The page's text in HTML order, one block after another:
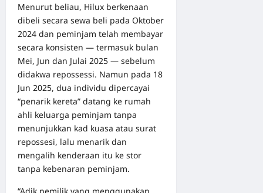
Menurut beliau, Hilux berkenaan
dibeli secara sewa beli pada Oktober
2024 dan peminjam telah membayar
secara konsisten — termasuk bulan
Mei, Jun dan Julai 2025 — sebelum
didakwa repossessi. Namun pada 18
Jun 2025, dua individu dipercayai
“penarik kereta” datang ke rumah
ahli keluarga peminjam tanpa
menunjukkan kad kuasa atau surat
repossesi, lalu menarik dan
mengalih kenderaan itu ke stor
tanpa kebenaran peminjam.